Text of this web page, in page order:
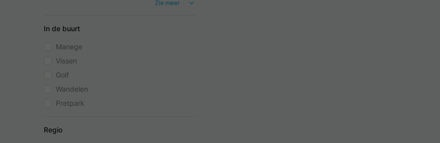
Zie meer
In de buurt
Manege
Vissen
Golf
Wandelen
Pretpark
Regio